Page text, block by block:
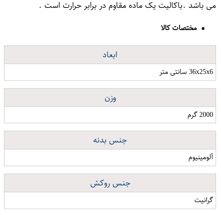
می باشد .باکالیت یک ماده مقاوم در برابر حرارت است .
مختصات کالا
ابعاد
36x25x6 سانتی متر
وزن
2000 گرم
جنس بدنه
آلومینیوم
جنس روکش
گرانیت